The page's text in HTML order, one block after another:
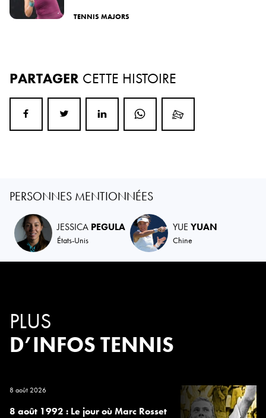
TENNIS MAJORS
PARTAGER CETTE HISTOIRE
PERSONNES MENTIONNÉES
JESSICA PEGULA
États-Unis
YUE YUAN
Chine
PLUS
D’INFOS TENNIS
8 août 2026
8 août 1992 : Le jour où Marc Rosset